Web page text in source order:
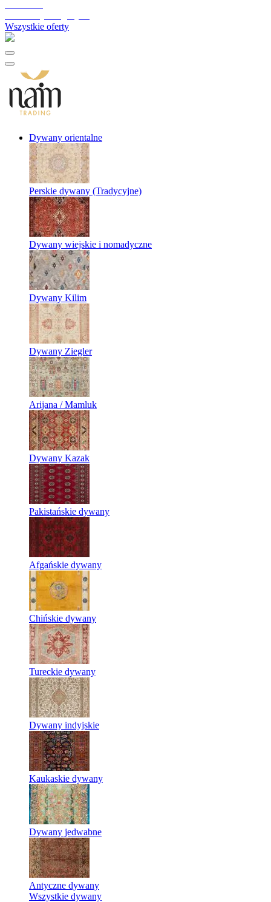
Wszystkie oferty
Dywany orientalne
Perskie dywany (Tradycyjne)
Dywany wiejskie i nomadyczne
Dywany Kilim
Dywany Ziegler
Arijana / Mamluk
Dywany Kazak
Pakistańskie dywany
Afgańskie dywany
Chińskie dywany
Tureckie dywany
Dywany indyjskie
Kaukaskie dywany
Dywany jedwabne
Antyczne dywany
Wszystkie dywany